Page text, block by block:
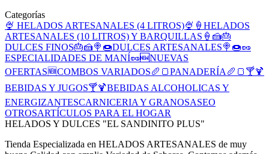
Categorías
🍨 HELADOS ARTESANALES (4 LITROS)🍨 🍦HELADOS
ARTESANALES (10 LITROS) Y BARQUILLAS🍦 🍰🎂
DULCES FINOS🎂🍰🍭🍩DULCES ARTESANALES🍭🍩🥜
ESPECIALIDADES DE MANÍ🥜🆕NUEVAS
OFERTAS🆕COMBOS VARIADOS🥖🍞PANADERÍA🥖🍞 🍸🍹
BEBIDAS Y JUGOS🍸🍹BEBIDAS ALCOHOLICAS Y
ENERGIZANTESCARNICERIA Y GRANOSASEO
OTROSARTÍCULOS PARA EL HOGAR
HELADOS Y DULCES "EL SANDINITO PLUS"
Tienda Especializada en HELADOS ARTESANALES de muy